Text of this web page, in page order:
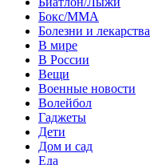
Бокс/MMA
Болезни и лекарства
В мире
В России
Вещи
Военные новости
Волейбол
Гаджеты
Дети
Дом и сад
Еда